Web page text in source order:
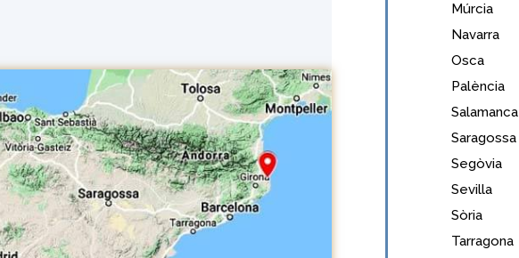
Múrcia
Navarra
Osca
Palència
Salamanca
Saragossa
Segòvia
Sevilla
Sòria
Tarragona